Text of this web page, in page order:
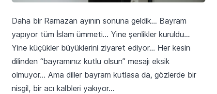
Daha bir Ramazan ayının sonuna geldik… Bayram
yapıyor tüm İslam ümmeti… Yine şenlikler kuruldu…
Yine küçükler büyüklerini ziyaret ediyor… Her kesin
dilinden “bayramınız kutlu olsun” mesajı eksik
olmuyor… Ama diller bayram kutlasa da, gözlerde bir
nisgil, bir acı kalbleri yakıyor…